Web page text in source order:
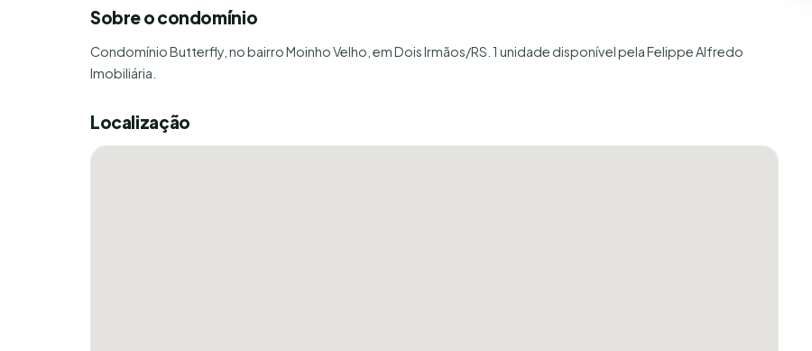
Sobre o condomínio
Condomínio Butterfly, no bairro Moinho Velho, em Dois Irmãos/RS. 1 unidade disponível pela Felippe Alfredo
Imobiliária.
Localização